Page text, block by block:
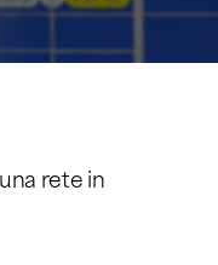
rete in